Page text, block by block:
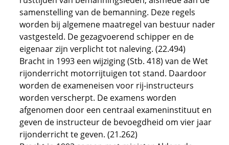
samenstelling van de bemanning. Deze regels
worden bij algemene maatregel van bestuur nader
vastgesteld. De gezagvoerend schipper en de
eigenaar zijn verplicht tot naleving. (22.494)
Bracht in 1993 een wijziging (Stb. 418) van de Wet
rijonderricht motorrijtuigen tot stand. Daardoor
worden de exameneisen voor rij-instructeurs
worden verscherpt. De examens worden
afgenomen door een centraal exameninstituut en
geven de instructeur de bevoegdheid om vier jaar
rijonderricht te geven. (21.262)